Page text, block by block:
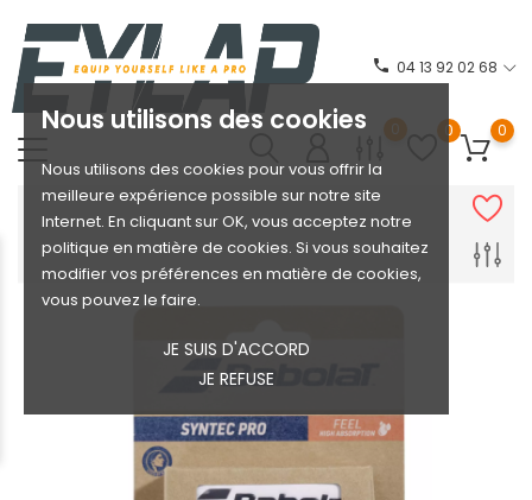
Nous utilisons des cookies
Nous utilisons des cookies pour vous offrir la
meilleure expérience possible sur notre site
Internet. En cliquant sur OK, vous acceptez notre
politique en matière de cookies. Si vous souhaitez
modifier vos préférences en matière de cookies,
vous pouvez le faire.
JE SUIS D'ACCORD
JE REFUSE
phone 04 13 92 02 68
0 0 0